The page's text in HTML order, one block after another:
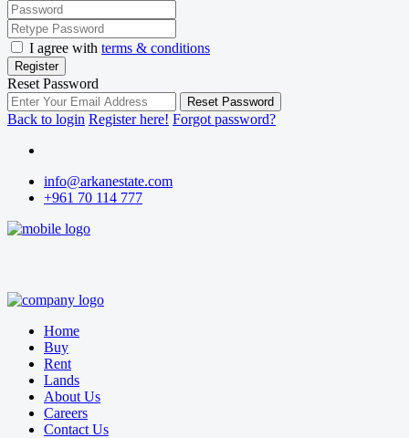
I agree with terms & conditions
Register
Reset Password
Reset Password
Back to login Register here! Forgot password?
info@arkanestate.com
+961 70 114 777
Home
Buy
Rent
Lands
About Us
Careers
Contact Us